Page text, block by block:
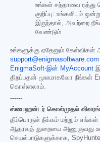
உங்கள் சந்தாவை ரத்து
குறிப்பு: உங்களிடம்
இருந்தால், அவற்றை
வேண்டும்.
உங்களுக்கு ஏதேனும் கேள்விகள்
support@enigmasoftware.com
EnigmaSoft-இன் MyAccount
திறப்பதன் மூலமாகவோ நீங்கள்
கொள்ளலாம்.
------
ஸ்பைஹன்டர் கொள்முதல்
தீம்பொருள் நீக்கம் மற்றும் எங்கள்
ஆதரவுத் துறையை அணுகுவது
செயல்பாடுகளுக்காக,